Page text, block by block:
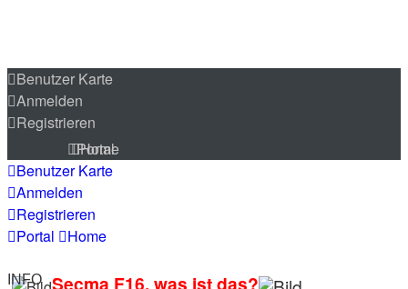
Benutzer Karte
Anmelden
Registrieren
Portal
Home
Benutzer Karte
Anmelden
Registrieren
Portal
Home
INFO Secma F16, was ist das?